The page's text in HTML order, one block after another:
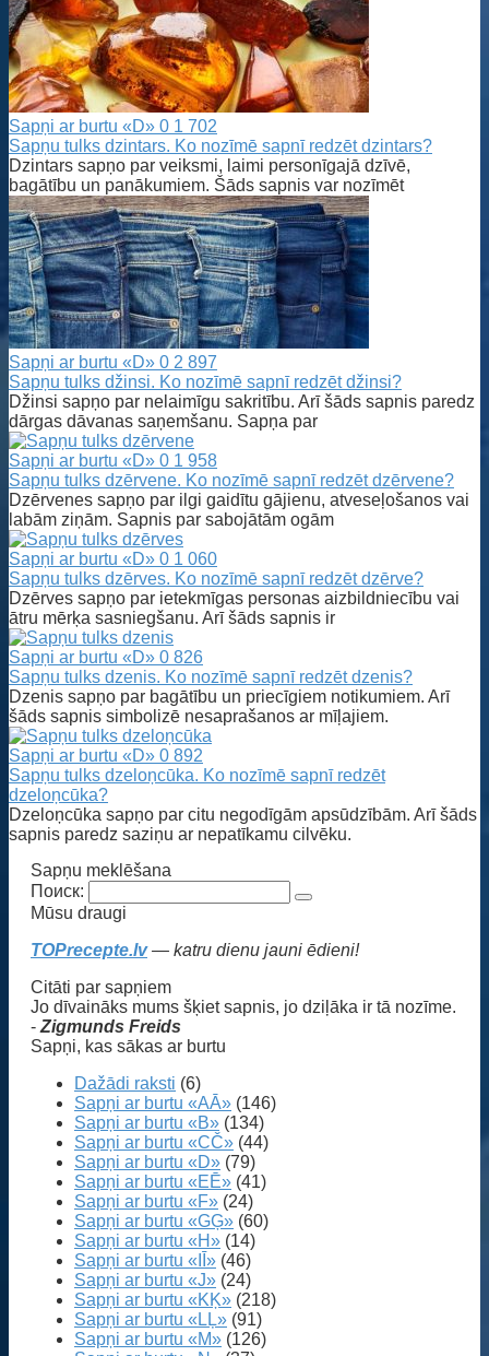
Sapņi ar burtu «D» 0 1 702
Sapņu tulks dzintars. Ko nozīmē sapnī redzēt dzintars?
Dzintars sapņo par veiksmi, laimi personīgajā dzīvē,
bagātību un panākumiem. Šāds sapnis var nozīmēt
Sapņi ar burtu «D» 0 2 897
Sapņu tulks džinsi. Ko nozīmē sapnī redzēt džinsi?
Džinsi sapņo par nelaimīgu sakritību. Arī šāds sapnis paredz
dārgas dāvanas saņemšanu. Sapņa par
Sapņi ar burtu «D» 0 1 958
Sapņu tulks dzērvene. Ko nozīmē sapnī redzēt dzērvene?
Dzērvenes sapņo par ilgi gaidītu gājienu, atveseļošanos vai
labām ziņām. Sapnis par sabojātām ogām
Sapņi ar burtu «D» 0 1 060
Sapņu tulks dzērves. Ko nozīmē sapnī redzēt dzērve?
Dzērves sapņo par ietekmīgas personas aizbildniecību vai
ātru mērķa sasniegšanu. Arī šāds sapnis ir
Sapņi ar burtu «D» 0 826
Sapņu tulks dzenis. Ko nozīmē sapnī redzēt dzenis?
Dzenis sapņo par bagātību un priecīgiem notikumiem. Arī
šāds sapnis simbolizē nesaprašanos ar mīļajiem.
Sapņi ar burtu «D» 0 892
Sapņu tulks dzeloņcūka. Ko nozīmē sapnī redzēt
dzeloņcūka?
Dzeloņcūka sapņo par citu negodīgām apsūdzībām. Arī šāds
sapnis paredz saziņu ar nepatīkamu cilvēku.
Sapņu meklēšana
Поиск:
Mūsu draugi
TOPrecepte.lv— katru dienu jauni ēdieni!
Citāti par sapņiem
Jo dīvaināks mums šķiet sapnis, jo dziļāka ir tā nozīme.
- Zigmunds Freids
Sapņi, kas sākas ar burtu
Dažādi raksti (6)
Sapņi ar burtu «AĀ» (146)
Sapņi ar burtu «B» (134)
Sapņi ar burtu «CČ» (44)
Sapņi ar burtu «D» (79)
Sapņi ar burtu «EĒ» (41)
Sapņi ar burtu «F» (24)
Sapņi ar burtu «GĢ» (60)
Sapņi ar burtu «H» (14)
Sapņi ar burtu «IĪ» (46)
Sapņi ar burtu «J» (24)
Sapņi ar burtu «KĶ» (218)
Sapņi ar burtu «LĻ» (91)
Sapņi ar burtu «M» (126)